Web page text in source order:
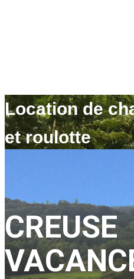
Location de
et roulotte
CREUSE